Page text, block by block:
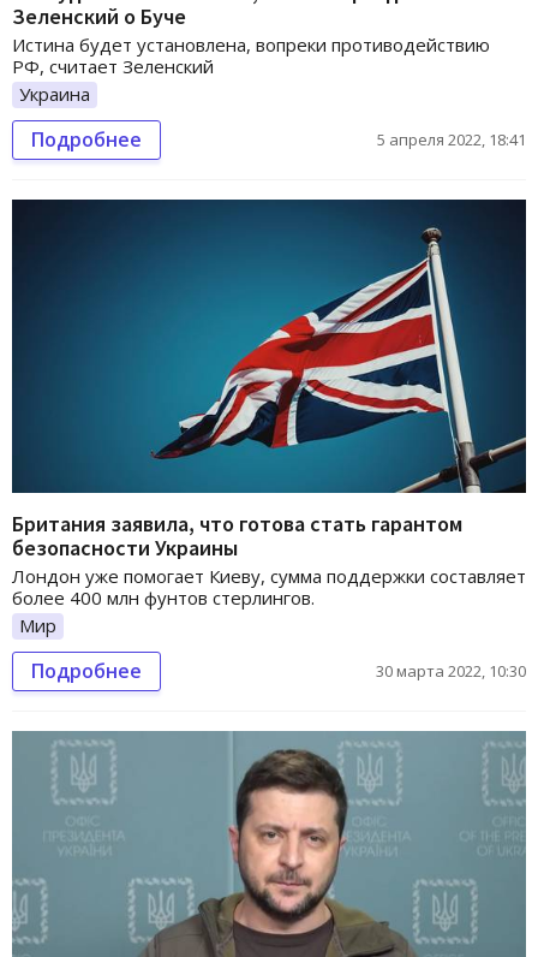
Зеленский о Буче
Истина будет установлена, вопреки противодействию
РФ, считает Зеленский
Украина
Подробнее 5 апреля 2022, 18:41
Британия заявила, что готова стать гарантом
безопасности Украины
Лондон уже помогает Киеву, сумма поддержки составляет
более 400 млн фунтов стерлингов.
Мир
Подробнее 30 марта 2022, 10:30